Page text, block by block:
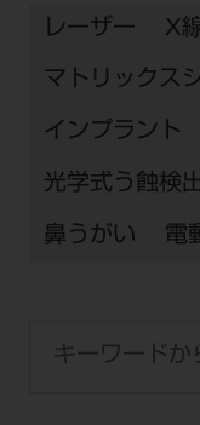
レーザー X
マトリックス
インプラント
光学式う蝕検
鼻うがい 電